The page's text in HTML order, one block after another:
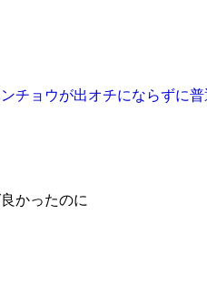
チョウが出オチにならずに
かったのに